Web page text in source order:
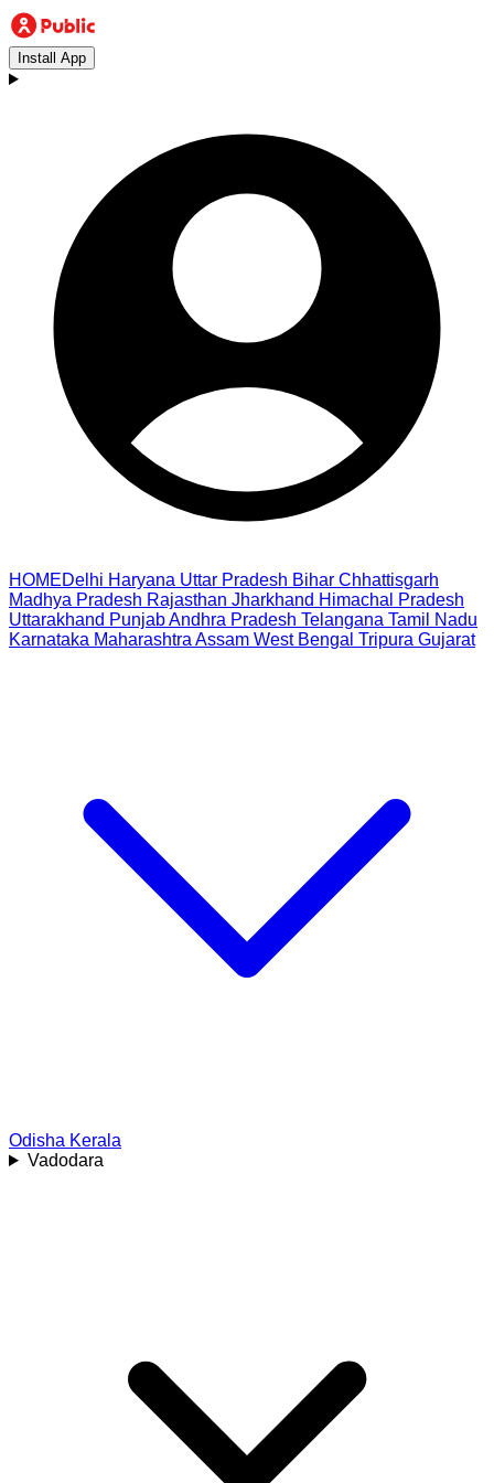
Install App
HOMEDelhi Haryana Uttar Pradesh Bihar Chhattisgarh
Madhya Pradesh Rajasthan Jharkhand Himachal Pradesh
Uttarakhand PunjabAndhra Pradesh Telangana Tamil Nadu
Karnataka Maharashtra Assam West Bengal Tripura Gujarat
Odisha Kerala
Vadodara